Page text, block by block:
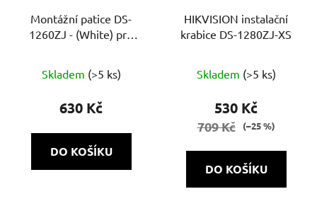
Montážní patice DS-
1260ZJ - (White) pro
Skladem (>5 ks)
630 Kč
DO KOŠÍKU
HIKVISION instalační
krabice DS-1280ZJ-XS
Skladem (>5 ks)
530 Kč
709 Kč (–25 %)
DO KOŠÍKU